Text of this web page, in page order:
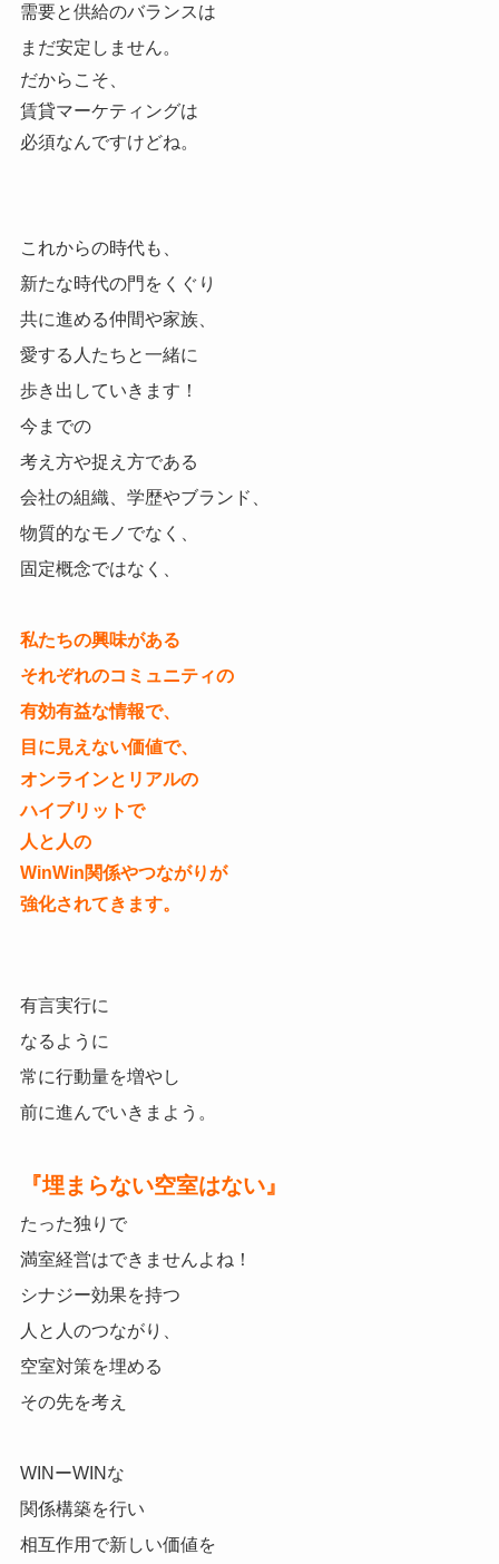
需要と供給のバランスは
まだ安定しません。
だからこそ、
賃貸マーケティングは
必須なんですけどね。
これからの時代も、
新たな時代の門をくぐり
共に進める仲間や家族、
愛する人たちと一緒に
歩き出していきます！
今までの
考え方や捉え方である
会社の組織、学歴やブランド、
物質的なモノでなく、
固定概念ではなく、
私たちの興味がある
それぞれのコミュニティの
有効有益な情報で、
目に見えない価値で、
オンラインとリアルの
ハイブリットで
人と人の
WinWin関係やつながりが
強化されてきます。
有言実行に
なるように
常に行動量を増やし
前に進んでいきまよう。
『埋まらない空室はない』
たった独りで
満室経営はできませんよね！
シナジー効果を持つ
人と人のつながり、
空室対策を埋める
その先を考え
WINーWINな
関係構築を行い
相互作用で新しい価値を